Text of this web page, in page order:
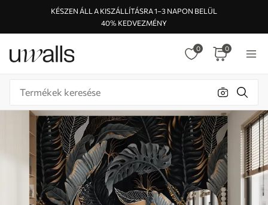
KÉSZEN ÁLL A KISZÁLLÍTÁSRA 1–3 NAPON BELÜL
40% KEDVEZMÉNY
0 0